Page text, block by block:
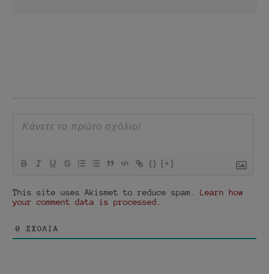
{} [+]
This site uses Akismet to reduce spam. Learn how
your comment data is processed.
0 ΣΧΌΛΙΑ